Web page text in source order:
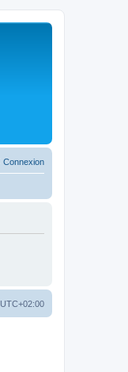
Connexion
UTC+02:00